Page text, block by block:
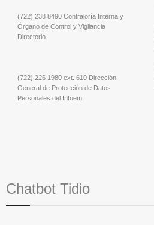
(722) 238 8490 Contraloría Interna y
Órgano de Control y Vigilancia
Directorio
(722) 226 1980 ext. 610 Dirección
General de Protección de Datos
Personales del Infoem
Chatbot Tidio